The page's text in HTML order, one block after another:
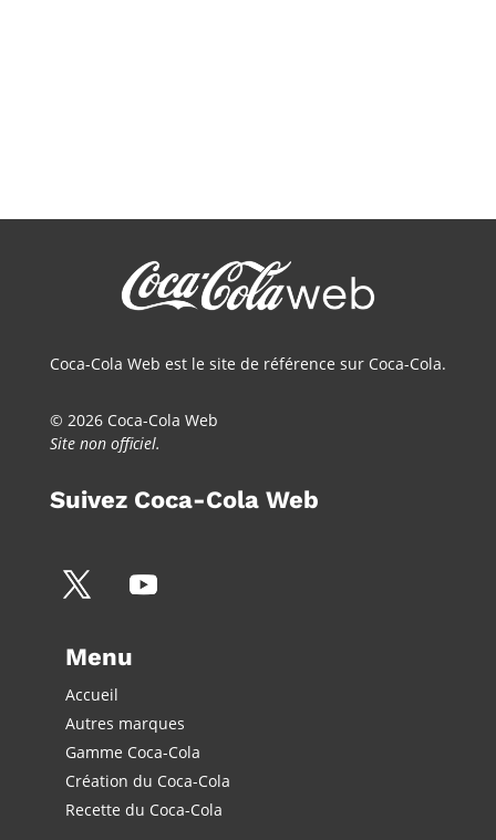
Coca-Cola Web est le site de référence sur Coca-Cola.
© 2026 Coca-Cola Web
Site non officiel.
Suivez Coca-Cola Web
Menu
Accueil
Autres marques
Gamme Coca-Cola
Création du Coca-Cola
Recette du Coca-Cola